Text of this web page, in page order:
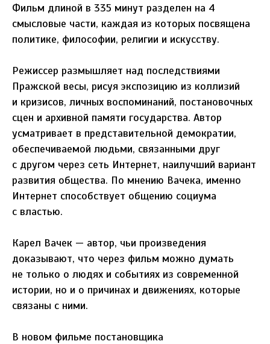
Фильм длиной в 335 минут разделен на 4
смысловые части, каждая из которых посвящена
политике, философии, религии и искусству.
Режиссер размышляет над последствиями
Пражской весы, рисуя экспозицию из коллизий
и кризисов, личных воспоминаний, постановочных
сцен и архивной памяти государства. Автор
усматривает в представительной демократии,
обеспечиваемой людьми, связанными друг
с другом через сеть Интернет, наилучший вариант
развития общества. По мнению Вачека, именно
Интернет способствует общению социума
с властью.
Карел Вачек — автор, чьи произведения
доказывают, что через фильм можно думать
не только о людях и событиях из современной
истории, но и о причинах и движениях, которые
связаны с ними.
В новом фильме постановщика